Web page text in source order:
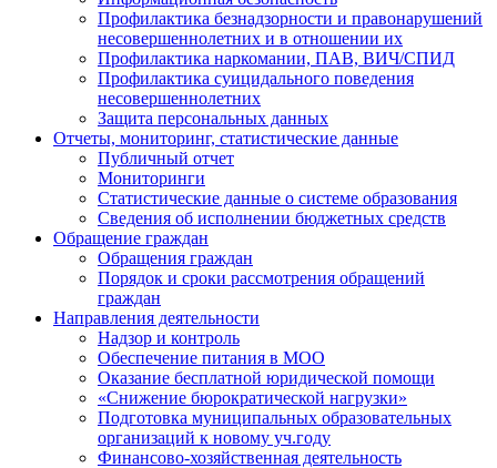
Профилактика безнадзорности и правонарушений
несовершеннолетних и в отношении их
Профилактика наркомании, ПАВ, ВИЧ/СПИД
Профилактика суицидального поведения
несовершеннолетних
Защита персональных данных
Отчеты, мониторинг, статистические данные
Публичный отчет
Мониторинги
Статистические данные о системе образования
Сведения об исполнении бюджетных средств
Обращение граждан
Обращения граждан
Порядок и сроки рассмотрения обращений
граждан
Направления деятельности
Надзор и контроль
Обеспечение питания в МОО
Оказание бесплатной юридической помощи
«Снижение бюрократической нагрузки»
Подготовка муниципальных образовательных
организаций к новому уч.году
Финансово-хозяйственная деятельность